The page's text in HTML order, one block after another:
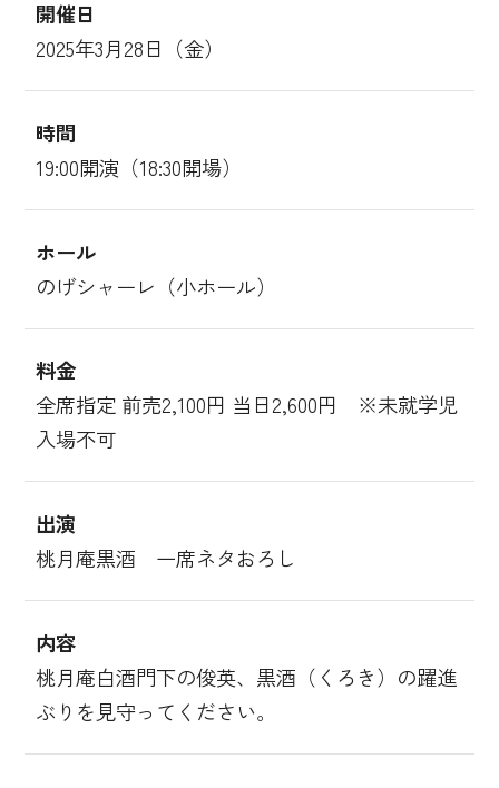
開催日
2025年3月28日（金）
時間
19:00開演（18:30開場）
ホール
のげシャーレ（小ホール）
料金
全席指定 前売2,100円 当日2,600円 ※未就学児
入場不可
出演
桃月庵黒酒 一席ネタおろし
内容
桃月庵白酒門下の俊英、黒酒（くろき）の躍進
ぶりを見守ってください。